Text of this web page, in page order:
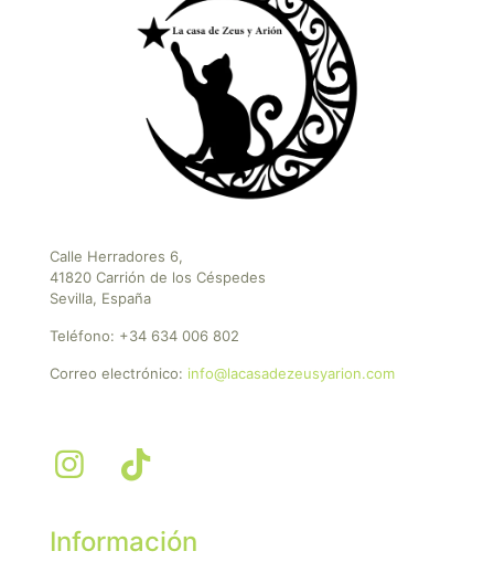
Calle Herradores 6,
41820 Carrión de los Céspedes
Sevilla, España
Teléfono: +34 634 006 802
Correo electrónico: info@lacasadezeusyarion.com
Información